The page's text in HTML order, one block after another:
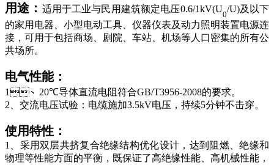
用途： 适用于工业与民用建筑额定电压0.6/1kV(U
0
/U)及以下
的家用电器、小型电动工具、仪器仪表及动力照明装置电源连
接 ，可用于包括商场、剧院、车站、机场等人口密集的所有公
共场所。
电气性能：
1、 20℃导体直流电阻符合GB/T3956-2008的要求。
2、 交流电压试验：电缆施加3.5kV电压，持续5分钟不击穿。
使用特性：
1、采用双层共挤复合绝缘结构优化设计， 达到阻燃、绝缘和
物理等性能方面的平衡， 既保证了高绝缘性能、高机械性能，